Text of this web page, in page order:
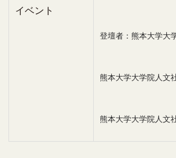
イベント
登壇者：熊本大学
熊本大学大学院人
熊本大学大学院人